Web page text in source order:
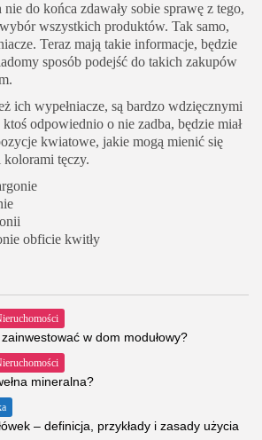
do końca zdawały sobie sprawę z tego,
wszystkich produktów. Tak samo,
Teraz mają takie informacje, będzie
sposób podejść do takich zakupów
ich wypełniacze, są bardzo wdzięcznymi
odpowiednio o nie zadba, będzie miał
kwiatowe, jakie mogą mienić się
kolorami tęczy.
obficie kwitły
w dom modułowy?
mineralna?
– definicja, przykłady i zasady użycia